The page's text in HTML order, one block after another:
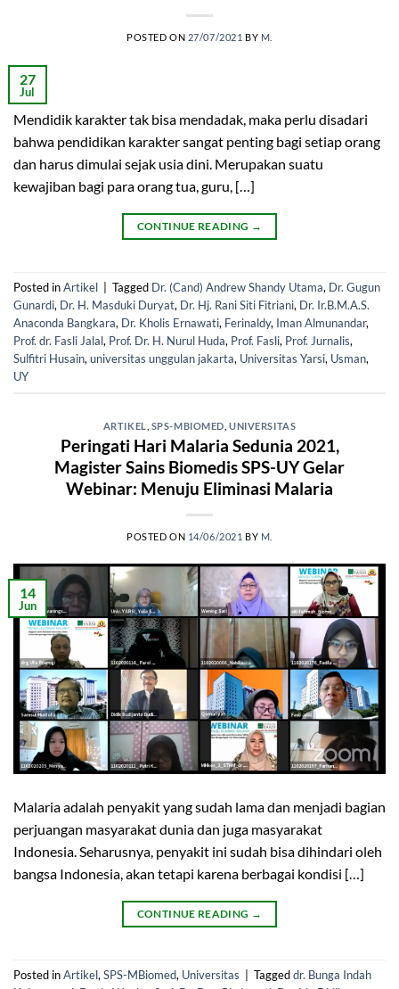
POSTED ON 27/07/2021 BY M.
27
Jul
Mendidik karakter tak bisa mendadak, maka perlu disadari
bahwa pendidikan karakter sangat penting bagi setiap orang
dan harus dimulai sejak usia dini. Merupakan suatu
kewajiban bagi para orang tua, guru, […]
CONTINUE READING →
Posted inArtikel Tagged Dr. (Cand) Andrew Shandy Utama, Dr. Gugun
Gunardi, Dr. H. Masduki Duryat, Dr. Hj. Rani Siti Fitriani, Dr. Ir.B.M.A.S.
Anaconda Bangkara, Dr. Kholis Ernawati, Ferinaldy, Iman Almunandar,
Prof. dr. Fasli Jalal, Prof. Dr. H. Nurul Huda, Prof. Fasli, Prof. Jurnalis,
Sulfitri Husain, universitas unggulan jakarta, Universitas Yarsi, Usman,
UY
ARTIKEL SPS-MBIOMED ,UNIVERSITAS
Peringati Hari Malaria Sedunia 2021,
Magister Sains Biomedis SPS-UY Gelar
Webinar: Menuju Eliminasi Malaria
POSTED ON 14/06/2021 BY M.
14
Jun
Malaria adalah penyakit yang sudah lama dan menjadi bagian
perjuangan masyarakat dunia dan juga masyarakat
Indonesia. Seharusnya, penyakit ini sudah bisa dihindari oleh
bangsa Indonesia, akan tetapi karena berbagai kondisi […]
CONTINUE READING →
Posted inArtikel, SPS-MBiomed, Universitas Taggeddr. Bunga Indah